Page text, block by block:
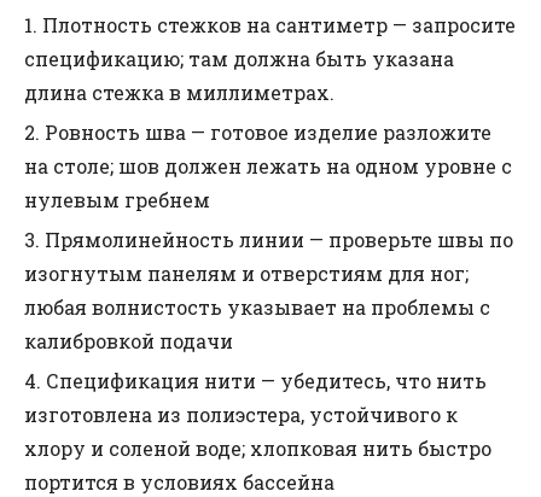
1. Плотность стежков на сантиметр — запросите
спецификацию; там должна быть указана
длина стежка в миллиметрах.
2. Ровность шва — готовое изделие разложите
на столе; шов должен лежать на одном уровне с
нулевым гребнем
3. Прямолинейность линии — проверьте швы по
изогнутым панелям и отверстиям для ног;
любая волнистость указывает на проблемы с
калибровкой подачи
4. Спецификация нити — убедитесь, что нить
изготовлена ​​из полиэстера, устойчивого к
хлору и соленой воде; хлопковая нить быстро
портится в условиях бассейна